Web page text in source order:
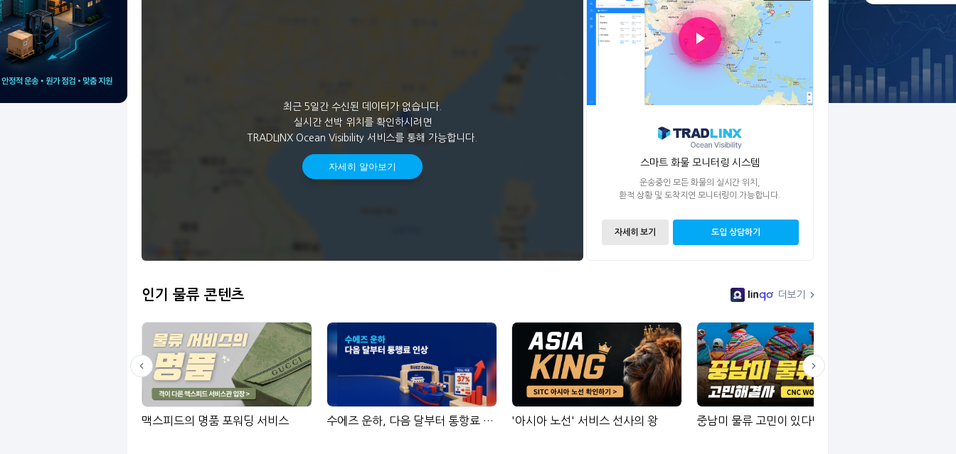
최근 5일간 수신된 데이터가 없습니다.
실시간 선박 위치를 확인하시려면
TRADLINX Ocean Visibility 서비스를 통해 가능합니다.
자세히 알아보기 스마트 화물 모니터링 시스템
운송중인 모든 화물의 실시간 위치,
환적 상황 및 도착지연 모니터링이 가능합니다.
자세히 보기 도입 상담하기
인기 물류 콘텐츠
LinGo 더보기
맥스피드의 명품 포워딩 서비스 수에즈 운하, 다음 달부터 통항료 인상 '아시아 노선' 서비스 선사의 왕 중남미 물류 고민이 있다면?